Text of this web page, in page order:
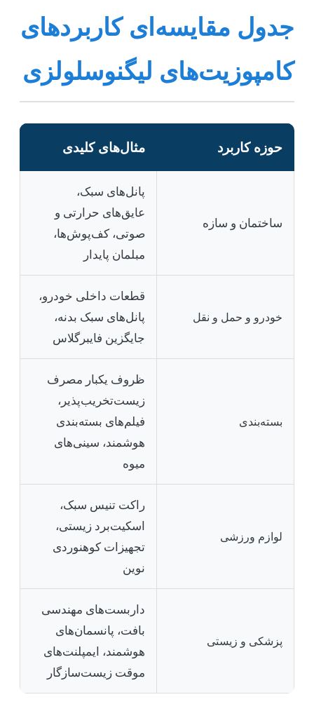
جدول مقایسه‌ای کاربردهای
کامپوزیت‌های لیگنوسلولزی
حوزه کاربرد مثال‌های کلیدی
ساختمان و سازه
پانل‌های سبک،
عایق‌های حرارتی و
صوتی، کف‌پوش‌ها،
مبلمان پایدار
خودرو و حمل و نقل
قطعات داخلی خودرو،
پانل‌های سبک بدنه،
جایگزین فایبرگلاس
بسته‌بندی
ظروف یکبار مصرف
زیست‌تخریب‌پذیر،
فیلم‌های بسته‌بندی
هوشمند، سینی‌های
میوه
لوازم ورزشی
راکت تنیس سبک،
اسکیت‌برد زیستی،
تجهیزات کوهنوردی
نوین
پزشکی و زیستی
داربست‌های مهندسی
بافت، پانسمان‌های
هوشمند، ایمپلنت‌های
موقت زیست‌سازگار